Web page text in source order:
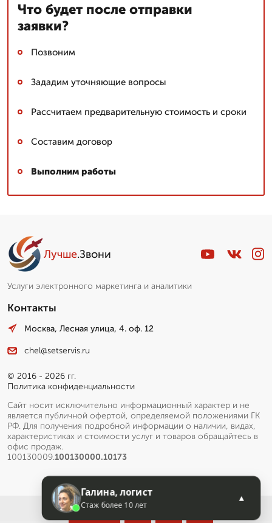
Что будет после отправки
заявки?
Позвоним
Зададим уточняющие вопросы
Рассчитаем предварительную стоимость и сроки
Составим договор
Выполним работы
Лучше.Звони
Услуги электронного маркетинга и аналитики
Контакты
Москва, Лесная улица, 4. оф. 12
chel@setservis.ru
© 2016 - 2026 гг.
Политика конфиденциальности
Сайт носит исключительно информационный характер и не
является публичной офертой, определяемой положениями ГК
РФ. Для получения подробной информации о наличии, видах,
характеристиках и стоимости услуг и товаров обращайтесь в
офис продаж.
100130009.100130000.10173
Галина, логист
Стаж более 10 лет
▲